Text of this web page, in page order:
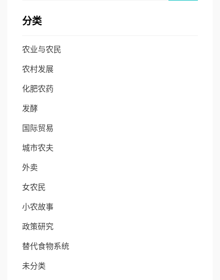
分类
农业与农民
农村发展
化肥农药
发酵
国际贸易
城市农夫
外卖
女农民
小农故事
政策研究
替代食物系统
未分类